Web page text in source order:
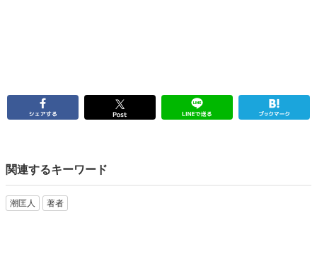
関連するキーワード
潮匡人 著者